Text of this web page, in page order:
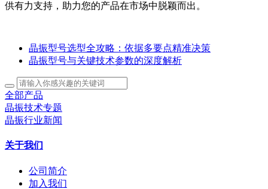
供有力支持，助力您的产品在市场中脱颖而出。
晶振型号选型全攻略：依据多要点精准决策
晶振型号与关键技术参数的深度解析
全部产品
晶振技术专题
晶振行业新闻
关于我们
公司简介
加入我们